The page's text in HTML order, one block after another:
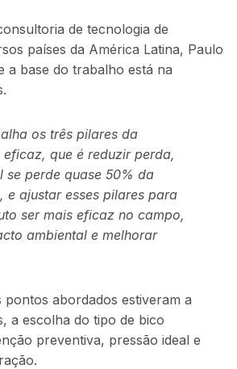
de tecnologia de
países da América Latina, Paulo
a base do trabalho está na
os três pilares da
que é reduzir perda,
se perde quase 50% da
e ajustar esses pilares para
ser mais eficaz no campo,
ambiental e melhorar
pontos abordados estiveram a
a escolha do tipo de bico
preventiva, pressão ideal e